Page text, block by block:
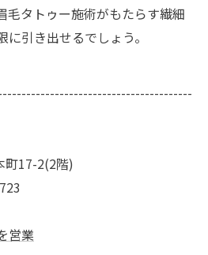
毛タトゥー施術がもたらす繊細
引き出せるでしょう。
町17-2(2階)
営業